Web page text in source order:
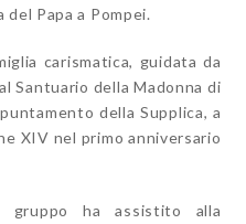
Papa a Pompei.
carismatica, guidata da
Santuario della Madonna di
della Supplica, a
XIV nel primo anniversario
gruppo ha assistito alla